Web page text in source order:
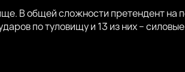
В общей сложности претендент на
по туловищу и 13 из них –